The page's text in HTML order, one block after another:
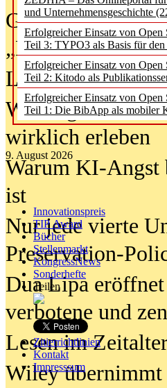
und Unternehmensgeschichte
Erfolgreicher Einsatz von Open
Teil 3: TYPO3 als Basis für
Erfolgreicher Einsatz von Open
Teil 2: Kitodo als
Erfolgreicher Einsatz von Open
Teil 1: Die BibApp als mobiler
9. August 2026
Innovationspreis
TIP Award
Bücher
Stellenmarkt
KongressNews
Sonderhefte
Teilen
Zitierrichtlinien
Kontakt
Impresssum
Geisterjagd-
„Library of
Lesen als
Wie Jugendliche
wirklich erleben
Warum KI-Angst
ist
Nur jede vierte
Preservation-
Dua Lipa
verbotene und
Lesen im
Wiley übernimmt